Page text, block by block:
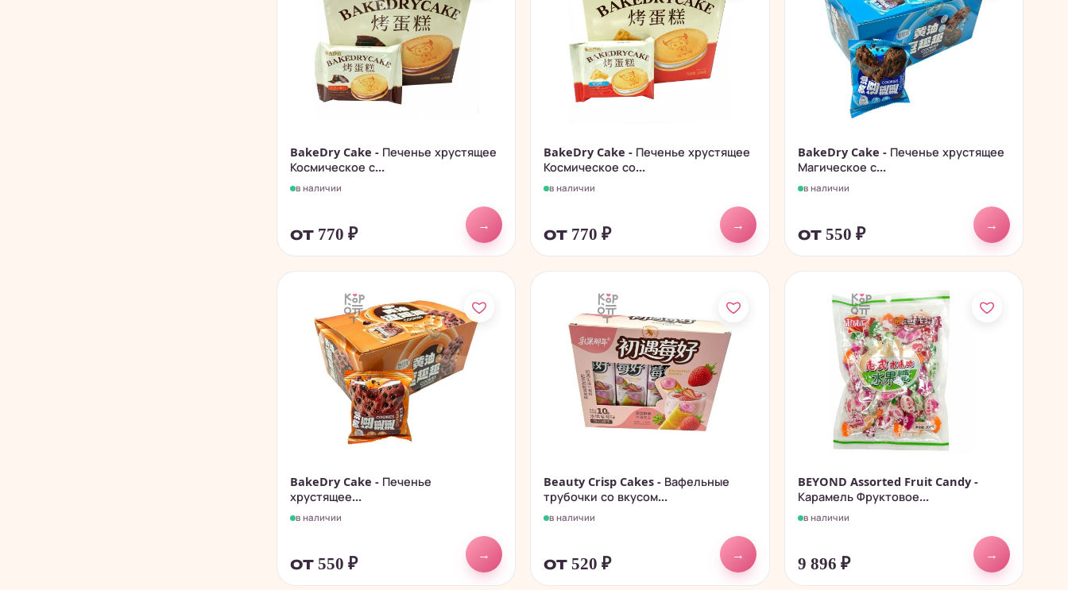
BakeDry Cake - Печенье хрустящее
Космическое с...
в наличии
от 770 ₽
→
BakeDry Cake - Печенье хрустящее
Космическое со...
в наличии
от 770₽
→
BakeDry Cake - Печенье хрустящее
Магическое с...
в наличии
от 550 ₽
→
BakeDry Cake - Печенье
хрустящее...
в наличии
от 550 ₽
→
Beauty Crisp Cakes - Вафельные
трубочки со вкусом...
в наличии
от 520₽
→
BEYOND Assorted Fruit Candy -
Карамель Фруктовое...
в наличии
9 896 ₽
→